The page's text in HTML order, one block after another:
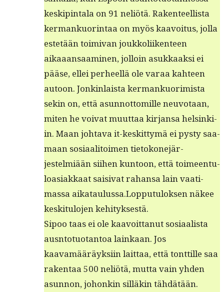
keskip­in­ta­la on 91 neliötä. Rak­en­teel­lista
ker­mankuor­in­taa on myös kaavoitus, jol­la
estetään toimi­van joukkoli­iken­teen
aikaaansaami­nen, jol­loin asukkaak­si ei
pääse, ellei per­heel­lä ole varaa kah­teen
autoon. Jonkin­laista ker­mankuorim­ista
sekin on, että asun­not­tomille neu­votaan,
miten he voivat muut­taa kir­jansa helsinki­
in. Maan johta­va it-keskit­tymä ei pysty saa­
maan sosi­aal­i­toimen tietokone­jär­
jestelmiään siihen kun­toon, että toimeen­tu­
loasi­akkaat saisi­vat rahansa lain vaa­ti­
mas­sa aikataulussa.Lopputuloksen näkee
keski­t­u­lo­jen kehityksestä.
Sipoo taas ei ole kaavoit­tanut sosi­aal­ista
aus­nto­tuotan­toa lainkaan. Jos
kaavamääräyk­si­in lait­taa, että tont­tille saa
rak­en­taa 500 neliötä, mut­ta vain yhden
asun­non, johonkin sil­läkin tähdätään.